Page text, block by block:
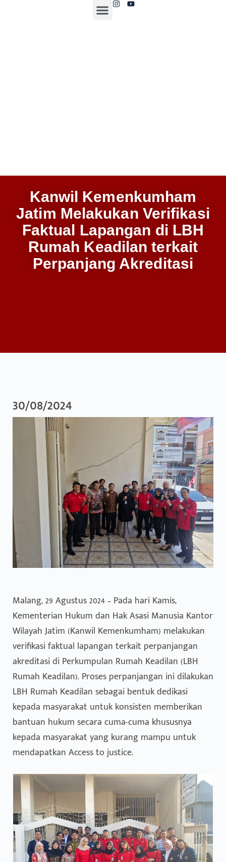
Kanwil Kemenkumham
Jatim Melakukan Verifikasi
Faktual Lapangan di LBH
Rumah Keadilan terkait
Perpanjang Akreditasi
30/08/2024
Malang, 29 Agustus 2024 – Pada hari Kamis,
Kementerian Hukum dan Hak Asasi Manusia Kantor
Wilayah Jatim (Kanwil Kemenkumham) melakukan
verifikasi faktual lapangan terkait perpanjangan
akreditasi di Perkumpulan Rumah Keadilan (LBH
Rumah Keadilan). Proses perpanjangan ini dilakukan
LBH Rumah Keadilan sebagai bentuk dedikasi
kepada masyarakat untuk konsisten memberikan
bantuan hukum secara cuma-cuma khususnya
kepada masyarakat yang kurang mampu untuk
mendapatkan Access to justice.